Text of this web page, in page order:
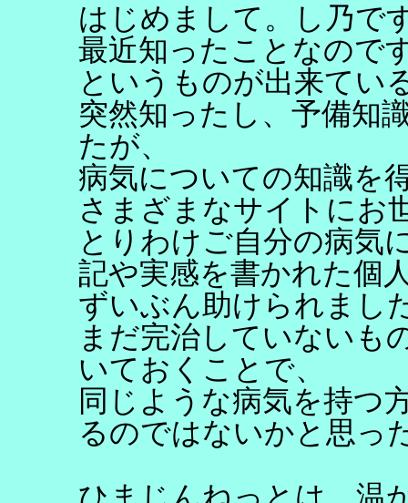
はじめまして。し乃で
最近知ったことなので
というものが出来てい
突然知ったし、予備知
たが、
病気についての知識を
さまざまなサイトにお
とりわけご自分の病気
記や実感を書かれた個
ずいぶん助けられまし
まだ完治していないも
いておくことで、
同じような病気を持つ
るのではないかと思っ